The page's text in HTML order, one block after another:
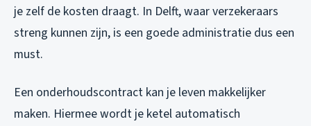
je zelf de kosten draagt. In Delft, waar verzekeraars
streng kunnen zijn, is een goede administratie dus een
must.
Een onderhoudscontract kan je leven makkelijker
maken. Hiermee wordt je ketel automatisch